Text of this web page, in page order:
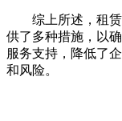
综上所述，租
供了多种措施，以
服务支持，降低了
和风险。